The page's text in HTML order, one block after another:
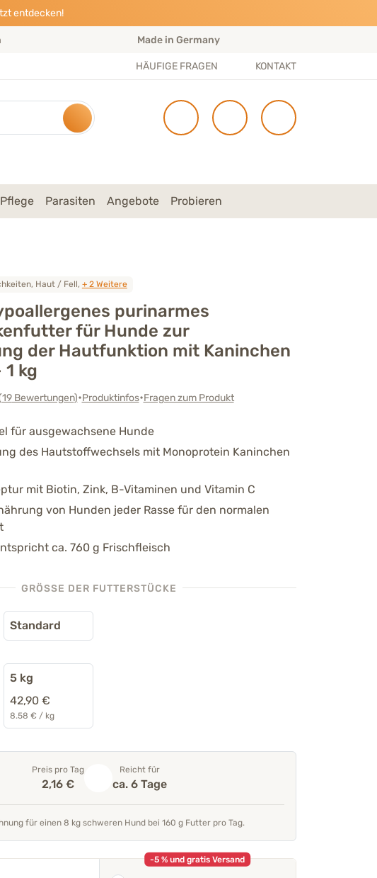
entdecken!
Made in Germany
HÄUFIGE FRAGEN KONTAKT
Pflege Parasiten Angebote Probieren
Haut / Fell, + 2 Weitere
purinarmes
für Hunde zur
der Hautfunktion mit Kaninchen
kg
Bewertungen)•Produktinfos•Fragen zum Produkt
Monoprotein plus Biotin, Zink
Mehr über unser
für ausgewachsene Hunde
des Hautstoffwechsels mit Monoprotein Kaninchen
mit Biotin, Zink, B-Vitaminen und Vitamin C
von Hunden jeder Rasse für den normalen
ca. 760 g Frischfleisch
GRÖSSE DER FUTTERSTÜCKE
Standard
5 kg
42,90 €
8.58 € / kg
Preis pro Tag
2,16 €
Reicht für
ca. 6 Tage
für einen 8 kg schweren Hund bei 160 g Futter pro Tag.
-5 % und gratis Versand